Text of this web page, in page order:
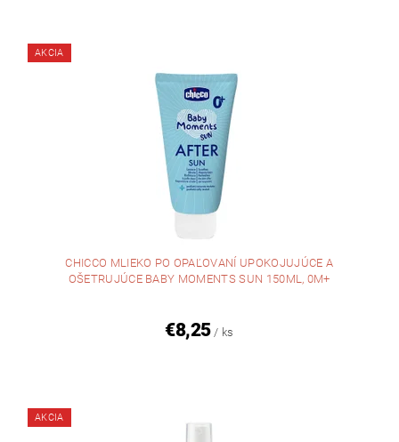
AKCIA
CHICCO MLIEKO PO OPAĽOVANÍ UPOKOJUJÚCE A
OŠETRUJÚCE BABY MOMENTS SUN 150ML, 0M+
€8,25 / ks
AKCIA